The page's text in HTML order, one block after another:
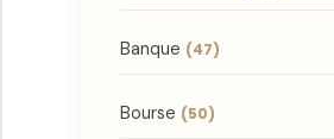
Banque (47)
Bourse (50)